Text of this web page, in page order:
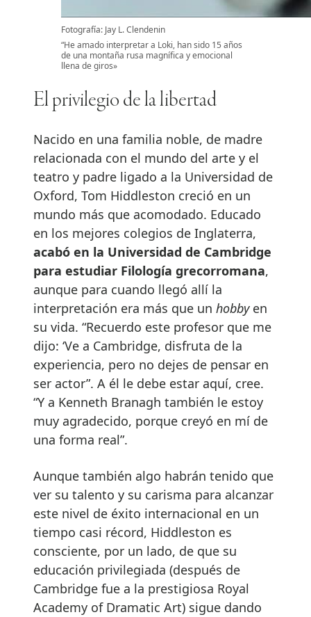
Fotografía: Jay L. Clendenin
“He amado interpretar a Loki, han sido 15 años
de una montaña rusa magnífica y emocional
llena de giros»
El privilegio de la libertad
Nacido en una familia noble, de madre
relacionada con el mundo del arte y el
teatro y padre ligado a la Universidad de
Oxford, Tom Hiddleston creció en un
mundo más que acomodado. Educado
en los mejores colegios de Inglaterra,
acabó en la Universidad de Cambridge
para estudiar Filología grecorromana,
aunque para cuando llegó allí la
interpretación era más que un hobby en
su vida. “Recuerdo este profesor que me
dijo: ‘Ve a Cambridge, disfruta de la
experiencia, pero no dejes de pensar en
ser actor”. A él le debe estar aquí, cree.
“Y a Kenneth Branagh también le estoy
muy agradecido, porque creyó en mí de
una forma real”.
Aunque también algo habrán tenido que
ver su talento y su carisma para alcanzar
este nivel de éxito internacional en un
tiempo casi récord, Hiddleston es
consciente, por un lado, de que su
educación privilegiada (después de
Cambridge fue a la prestigiosa Royal
Academy of Dramatic Art) sigue dando